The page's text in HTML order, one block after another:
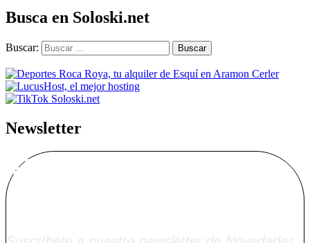
Busca en Soloski.net
Buscar:
Newsletter
Alta Boletín